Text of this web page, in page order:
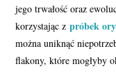
jego trwałość oraz
korzystając zpróbek
można uniknąć
flakony, które mogłyby